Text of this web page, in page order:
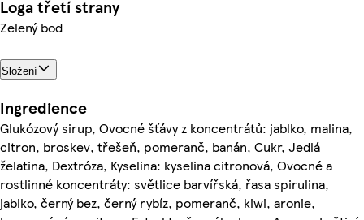
Loga třetí strany
Zelený bod
Složení
Ingredience
Glukózový sirup, Ovocné šťávy z koncentrátů: jablko, malina,
citron, broskev, třešeň, pomeranč, banán, Cukr, Jedlá
želatina, Dextróza, Kyselina: kyselina citronová, Ovocné a
rostlinné koncentráty: světlice barvířská, řasa spirulina,
jablko, černý bez, černý rybíz, pomeranč, kiwi, aronie,